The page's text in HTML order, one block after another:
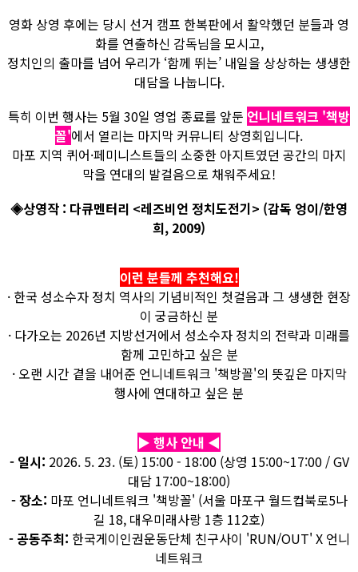
영화 상영 후에는 당시 선거 캠프 한복판에서 활약했던 분들과 영
화를 연출하신 감독님을 모시고,
정치인의 출마를 넘어 우리가 ‘함께 뛰는’ 내일을 상상하는 생생한
대담을 나눕니다.
특히 이번 행사는 5월 30일 영업 종료를 앞둔 언니네트워크 '책방
꼴'에서 열리는 마지막 커뮤니티 상영회입니다.
마포 지역 퀴어·페미니스트들의 소중한 아지트였던 공간의 마지
막을 연대의 발걸음으로 채워주세요!
◈상영작 : 다큐멘터리 <레즈비언 정치도전기> (감독 엉이/한영
희, 2009)
이런 분들께 추천해요!
· 한국 성소수자 정치 역사의 기념비적인 첫걸음과 그 생생한 현장
이 궁금하신 분
· 다가오는 2026년 지방선거에서 성소수자 정치의 전략과 미래를
함께 고민하고 싶은 분
· 오랜 시간 곁을 내어준 언니네트워크 '책방꼴'의 뜻깊은 마지막
행사에 연대하고 싶은 분
▶ 행사 안내 ◀
- 일시: 2026. 5. 23. (토) 15:00 - 18:00 (상영 15:00~17:00 / GV
대담 17:00~18:00)
- 장소: 마포 언니네트워크 '책방꼴' (서울 마포구 월드컵북로5나
길 18, 대우미래사랑 1층 112호)
- 공동주최: 한국게이인권운동단체 친구사이 'RUN/OUT' X 언니
네트워크